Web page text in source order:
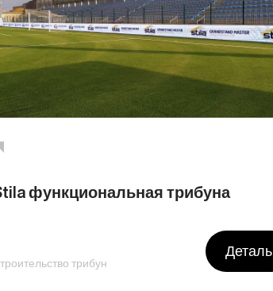
функциональная трибуна
трибун
Деталь